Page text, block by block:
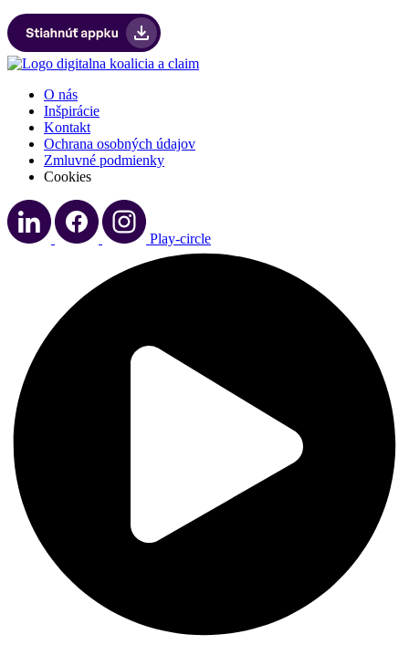
O nás
Inšpirácie
Kontakt
Ochrana osobných údajov
Zmluvné podmienky
Cookies
Play-circle